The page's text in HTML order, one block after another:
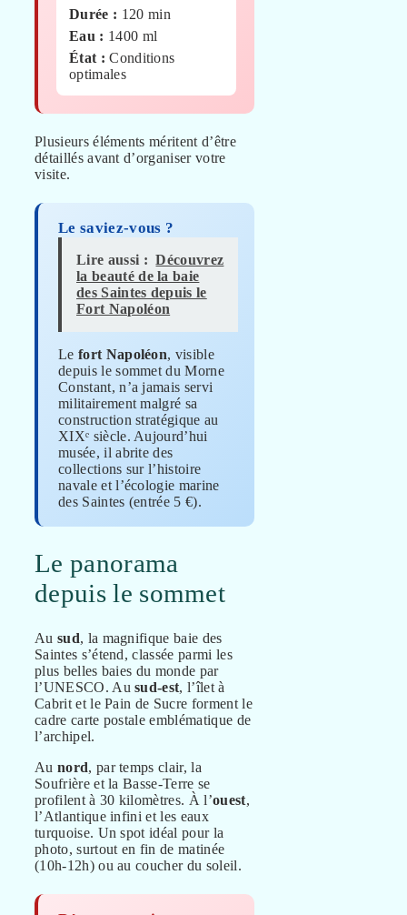
Durée : 120 min
Eau : 1400 ml
État : Conditions
optimales
Plusieurs éléments méritent d’être
détaillés avant d’organiser votre
visite.
Le saviez-vous ?
Lire aussi : Découvrez
la beauté de la baie
des Saintes depuis le
Fort Napoléon
Le fort Napoléon, visible
depuis le sommet du Morne
Constant, n’a jamais servi
militairement malgré sa
construction stratégique au
XIXᵉ siècle. Aujourd’hui
musée, il abrite des
collections sur l’histoire
navale et l’écologie marine
des Saintes (entrée 5 €).
Le panorama
depuis le sommet
Au sud, la magnifique baie des
Saintes s’étend, classée parmi les
plus belles baies du monde par
l’UNESCO. Ausud-est, l’îlet à
Cabrit et le Pain de Sucre forment le
cadre carte postale emblématique de
l’archipel.
Au nord, par temps clair, la
Soufrière et la Basse-Terre se
profilent à 30 kilomètres. À l’ouest,
l’Atlantique infini et les eaux
turquoise. Un spot idéal pour la
photo, surtout en fin de matinée
(10h-12h) ou au coucher du soleil.